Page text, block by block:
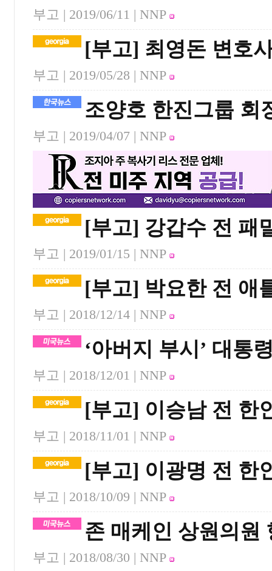
부고 | 2019/06/11 | NNP
[부고] 최영돈 변호
부고 | 2019/05/28 | NNP
조양호 한진그룹 회
부고 | 2019/04/07 | NNP
[부고] 강갑수 전 패
부고 | 2019/01/15 | NNP
[부고] 박요한 전 애
부고 | 2018/12/14 | NNP
‘아버지 부시’ 대통
부고 | 2018/12/01 | NNP
[부고] 이승남 전 한
부고 | 2018/11/01 | NNP
[부고] 이광명 전 한
부고 | 2018/10/09 | NNP
존 매케인 상원의원
부고 | 2018/08/30 | NNP